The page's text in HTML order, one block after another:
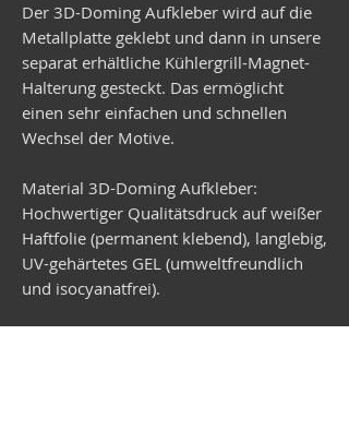
Der 3D-Doming Aufkleber wird auf die
Metallplatte geklebt und dann in unsere
separat erhältliche Kühlergrill-Magnet-
Halterung gesteckt. Das ermöglicht
einen sehr einfachen und schnellen
Wechsel der Motive.
Material 3D-Doming Aufkleber:
Hochwertiger Qualitätsdruck auf weißer
Haftfolie (permanent klebend), langlebig,
UV-gehärtetes GEL (umweltfreundlich
und isocyanatfrei).